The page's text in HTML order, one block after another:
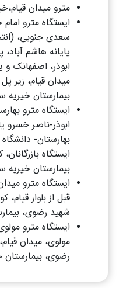
مترو میدان
ایستگاه مترو
سعدی جنوبی،
پایانه هاشم آباد،
ابوذر، اصفهانک و
میدان قیام، زیر
بیمارستان خیریه
ایستگاه مترو
ابوذر-ناصر
بهارستان-
ایستگاه
بیمارستان خیریه
قبل از بلوار
شهید رضوی،
ایستگاه مترو
مولوی، میدان
رضوی،